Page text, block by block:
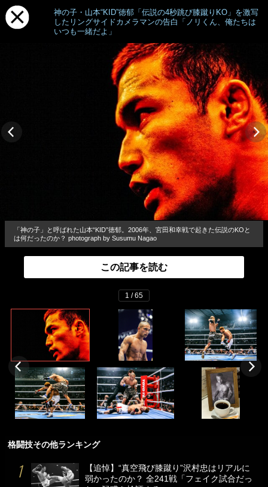
神の子・山本“KID”徳郁「伝説の4秒跳び膝蹴りKO」を激写
したリングサイドカメラマンの告白「ノリくん、俺たちは
いつも一緒だよ」
「神の子」と呼ばれた山本“KID”徳郁。2006年、宮田和幸戦で起きた伝説のKOと
は何だったのか？ photograph by Susumu Nagao
この記事を読む
1 / 65
格闘技その他ランキング
【追悼】“真空飛び膝蹴り”沢村忠はリアルに
弱かったのか？ 全241戦「フェイク試合だっ